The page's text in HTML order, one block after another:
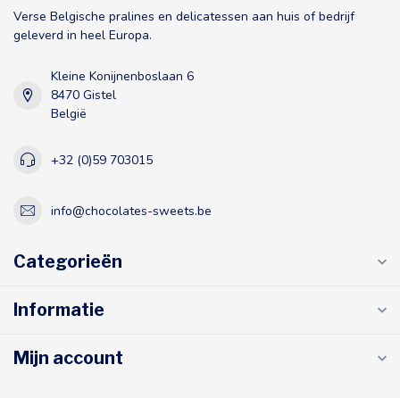
Verse Belgische pralines en delicatessen aan huis of bedrijf
geleverd in heel Europa.
Kleine Konijnenboslaan 6
8470 Gistel
België
+32 (0)59 703015
info@chocolates-sweets.be
Categorieën
Informatie
Mijn account